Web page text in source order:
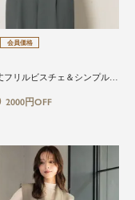
会員価格
フリルビスチェ＆シンプルオ
2000円OFF